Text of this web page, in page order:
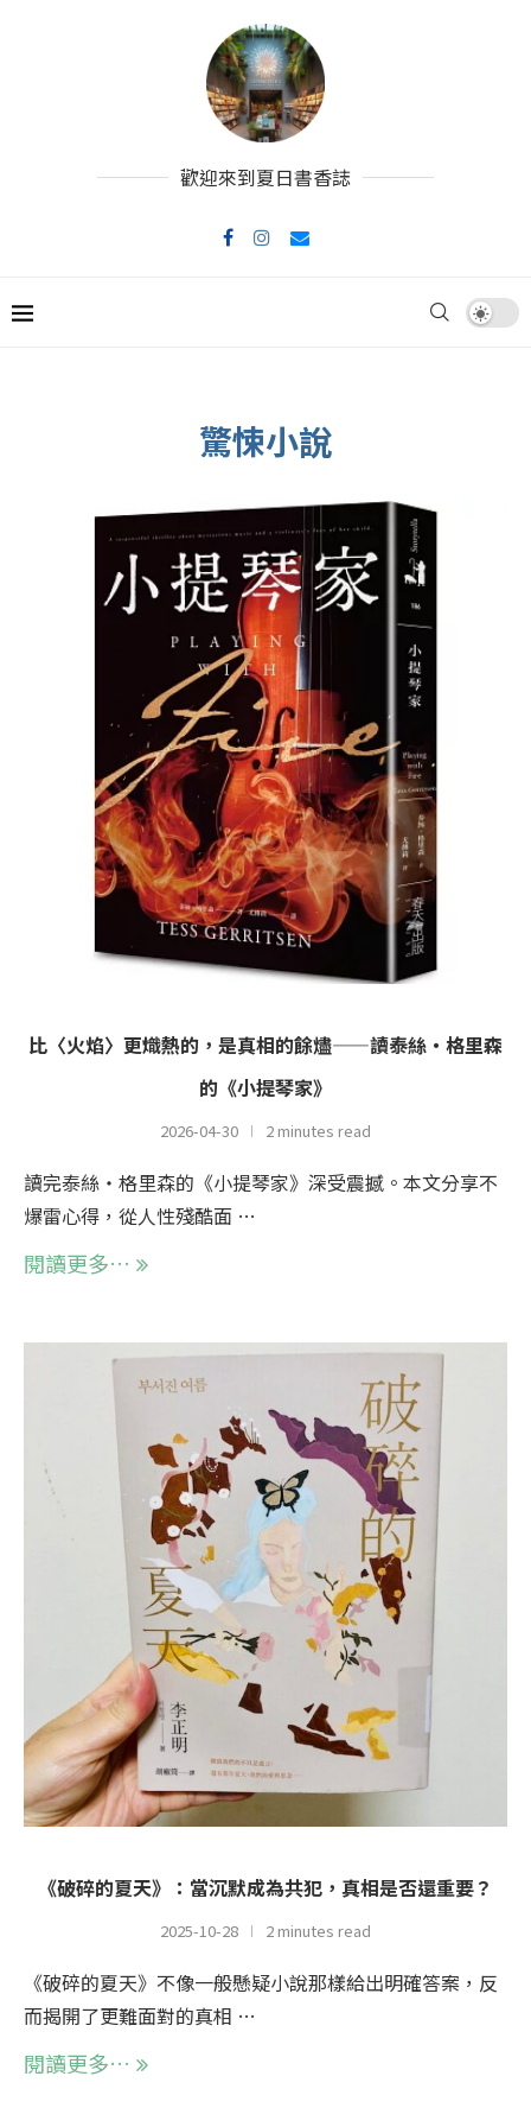
歡迎來到夏日書香誌
驚悚小說
比〈火焰〉更熾熱的，是真相的餘燼——讀泰絲・格里森
的《小提琴家》
2026-04-30 2 minutes read
讀完泰絲・格里森的《小提琴家》深受震撼。本文分享不
爆雷心得，從人性殘酷面 …
閱讀更多…
《破碎的夏天》：當沉默成為共犯，真相是否還重要？
2025-10-28 2 minutes read
《破碎的夏天》不像一般懸疑小說那樣給出明確答案，反
而揭開了更難面對的真相 …
閱讀更多…